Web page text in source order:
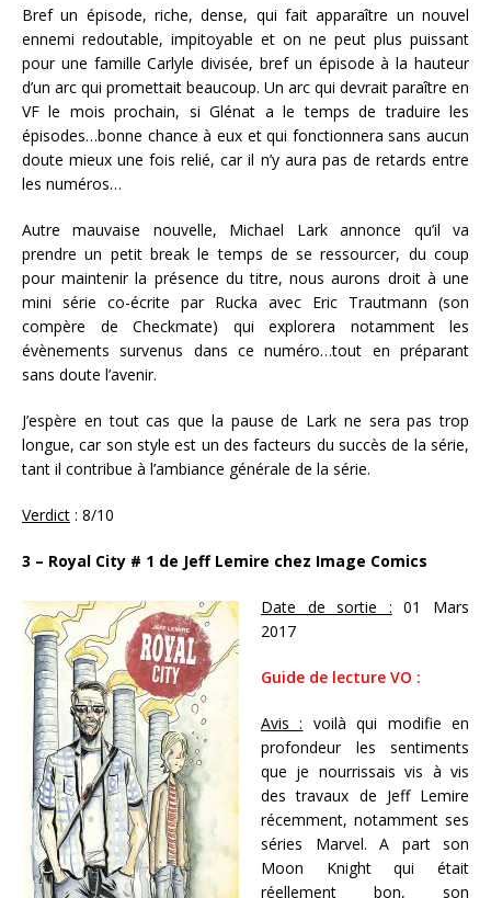
Bref un épisode, riche, dense, qui fait apparaître un nouvel
ennemi redoutable, impitoyable et on ne peut plus puissant
pour une famille Carlyle divisée, bref un épisode à la hauteur
d’un arc qui promettait beaucoup. Un arc qui devrait paraître en
VF le mois prochain, si Glénat a le temps de traduire les
épisodes…bonne chance à eux et qui fonctionnera sans aucun
doute mieux une fois relié, car il n’y aura pas de retards entre
les numéros…
Autre mauvaise nouvelle, Michael Lark annonce qu’il va
prendre un petit break le temps de se ressourcer, du coup
pour maintenir la présence du titre, nous aurons droit à une
mini série co-écrite par Rucka avec Eric Trautmann (son
compère de Checkmate) qui explorera notamment les
évènements survenus dans ce numéro…tout en préparant
sans doute l’avenir.
J’espère en tout cas que la pause de Lark ne sera pas trop
longue, car son style est un des facteurs du succès de la série,
tant il contribue à l’ambiance générale de la série.
Verdict : 8/10
3 – Royal City # 1 de Jeff Lemire chez Image Comics
Date de sortie : 01 Mars
2017
Guide de lecture VO :
Avis : voilà qui modifie en
profondeur les sentiments
que je nourrissais vis à vis
des travaux de Jeff Lemire
récemment, notamment ses
séries Marvel. A part son
Moon Knight qui était
réellement bon, son